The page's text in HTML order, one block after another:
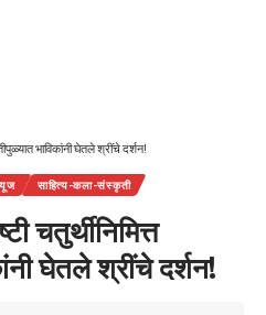
भाविकांनी घेतले श्रींचे दर्शन!
साहित्य-कला-संस्कृती
चतुर्थीनिमित्त
घेतले श्रींचे दर्शन!